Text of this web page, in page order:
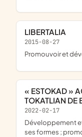
LIBERTALIA
2015-08-27
promouvoir et
« ESTOKAD »
TOKATLIAN DE
2022-02-17
développement et promotion de l'escrime sous toutes
ses formes ;